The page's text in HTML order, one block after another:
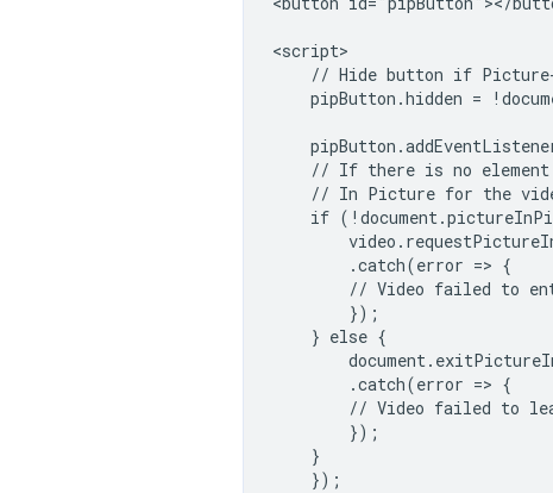
<script>
// Hide button if
pipButton.hidden =
// If there is no
// In Picture for the
if
        .catch(error => {
// Video failed to
        });
    } else {
        .catch(error => {
// Video failed to
        });
    }
    });